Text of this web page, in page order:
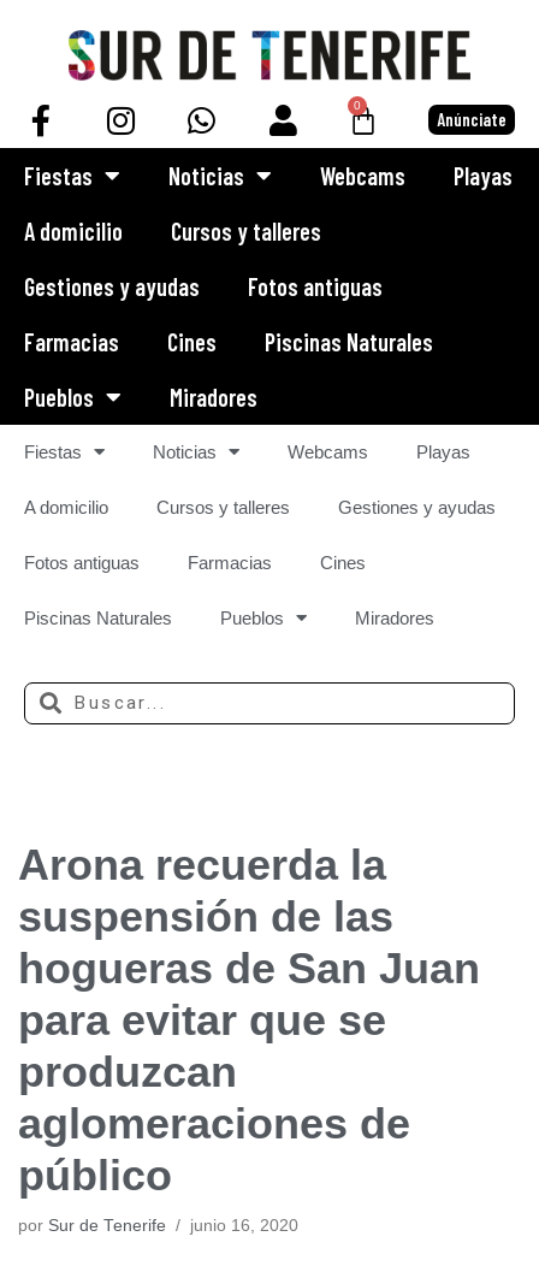
contenido
0
Anúnciate
Fiestas Noticias Webcams
Playas
A domicilio
Cursos y talleres
Gestiones y ayudas
Fotos antiguas
Farmacias
Cines
Piscinas Naturales
Pueblos
Miradores
Fiestas Noticias Webcams Playas
A domicilio Cursos y talleres Gestiones y ayudas
Fotos antiguas Farmacias Cines
Piscinas Naturales Pueblos Miradores
Arona recuerda la
suspensión de las
hogueras de San Juan
para evitar que se
produzcan
aglomeraciones de
público
por Sur de Tenerife junio 16, 2020